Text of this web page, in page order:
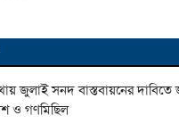
জুলাই সনদ বাস্তবায়নের দাবিতে
ও গণমিছিল